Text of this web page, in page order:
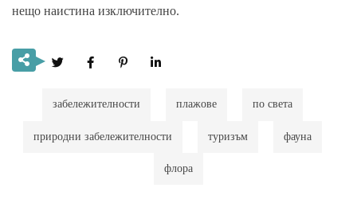
нещо наистина изключително.
забележителности плажове по света
природни забележителности туризъм фауна
флора